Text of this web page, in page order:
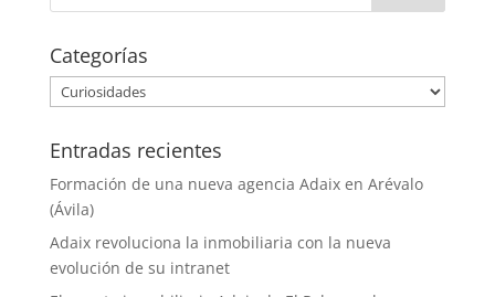
Categorías
Categorías
Entradas recientes
Formación de una nueva agencia Adaix en Arévalo
(Ávila)
Adaix revoluciona la inmobiliaria con la nueva
evolución de su intranet